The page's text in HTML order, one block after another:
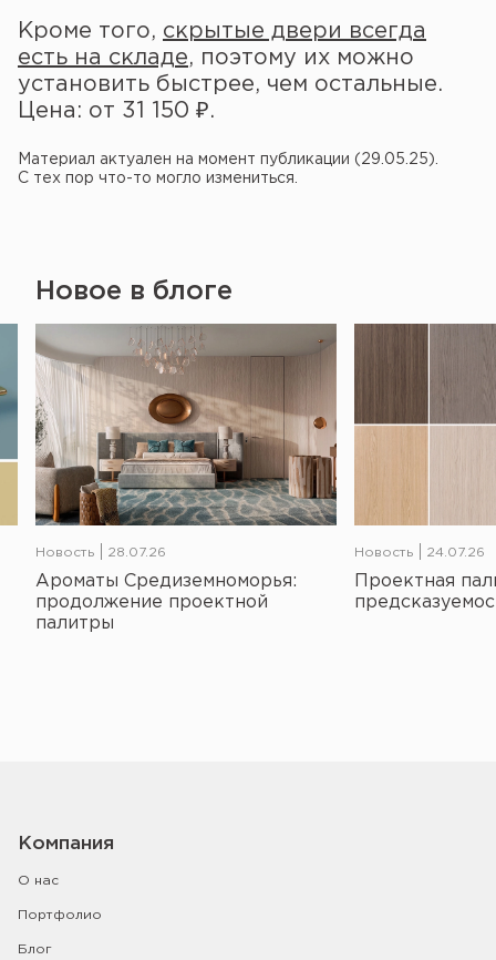
Кроме того, скрытые двери всегда
есть на складе, поэтому их можно
установить быстрее, чем остальные.
Цена: от 31 150 ₽.
Материал актуален на момент публикации (29.05.25).
С тех пор что-то могло измениться.
Новое в блоге
Новость 28.07.26
Ароматы Средиземноморья:
продолжение проектной
палитры
Новость 24.07.26
Проектная
Компания
О нас
Портфолио
Блог